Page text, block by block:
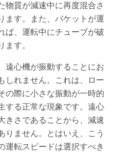
物質が減速中に再度混合さ
ます。また、バケットが運
ば、運転中にチューブが破
ます。
遠心機が振動することにお
しれません。これは、ロー
の際に小さな振動が一時的
する正常な現象です。遠心
きさであることから、減速
りません。とはいえ、こう
運転スピードは選択すべき